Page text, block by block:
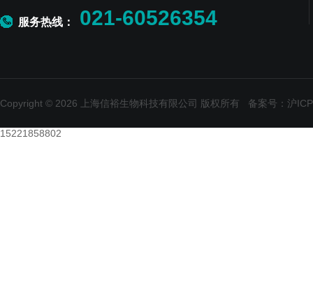
服务热线： 021-60526354
Copyright © 2026 上海信裕生物科技有限公司 版权所有 备案号：沪
15221858802